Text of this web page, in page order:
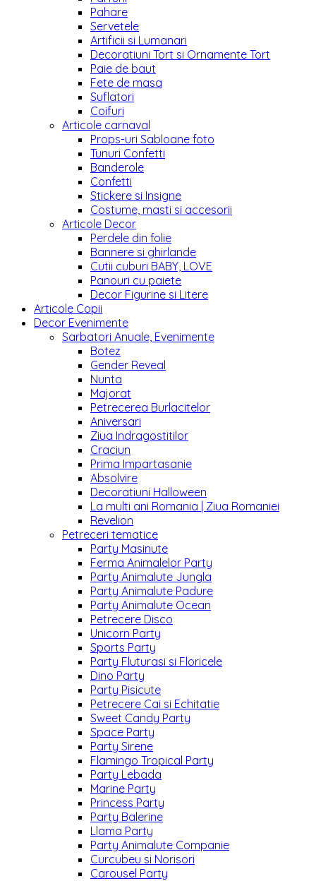
Pahare
Servetele
Artificii si Lumanari
Decoratiuni Tort si Ornamente Tort
Paie de baut
Fete de masa
Suflatori
Coifuri
Articole carnaval
Props-uri Sabloane foto
Tunuri Confetti
Banderole
Confetti
Stickere si Insigne
Costume, masti si accesorii
Articole Decor
Perdele din folie
Bannere si ghirlande
Cutii cuburi BABY, LOVE
Panouri cu paiete
Decor Figurine si Litere
Articole Copii
Decor Evenimente
Sarbatori Anuale, Evenimente
Botez
Gender Reveal
Nunta
Majorat
Petrecerea Burlacitelor
Aniversari
Ziua Indragostitilor
Craciun
Prima Impartasanie
Absolvire
Decoratiuni Halloween
La multi ani Romania | Ziua Romaniei
Revelion
Petreceri tematice
Party Masinute
Ferma Animalelor Party
Party Animalute Jungla
Party Animalute Padure
Party Animalute Ocean
Petrecere Disco
Unicorn Party
Sports Party
Party Fluturasi si Floricele
Dino Party
Party Pisicute
Petrecere Cai si Echitatie
Sweet Candy Party
Space Party
Party Sirene
Flamingo Tropical Party
Party Lebada
Marine Party
Princess Party
Party Balerine
Llama Party
Party Animalute Companie
Curcubeu si Norisori
Carousel Party